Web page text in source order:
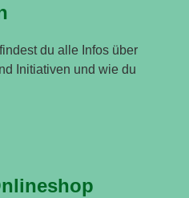
du alle Infos über
Initiativen und wie du